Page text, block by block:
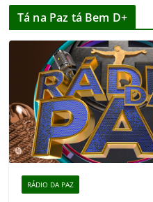
Tá na Paz tá Bem D+
RÁDIO DA PAZ